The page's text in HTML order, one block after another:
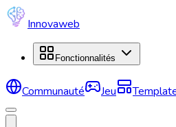
Innovaweb
Fonctionnalités
Communauté Jeu